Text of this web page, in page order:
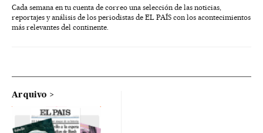
Cada semana en tu cuenta de correo una selección de las noticias,
reportajes y análisis de los periodistas de EL PAÍS con los acontecimientos
más relevantes del continente.
Arquivo